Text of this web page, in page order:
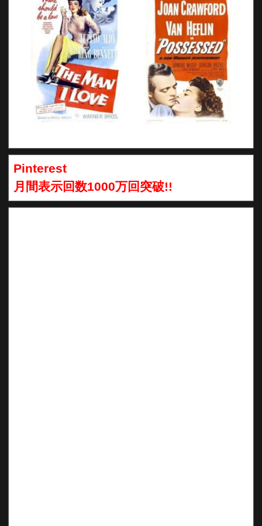
Pinterest
月間表示回数1000万回突破!!